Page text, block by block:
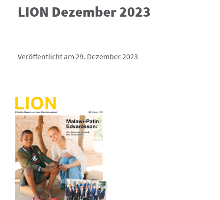
LION Dezember 2023
Veröffentlicht am 29. Dezember 2023